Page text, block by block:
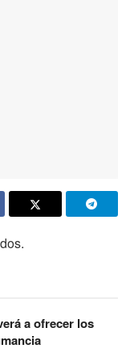
a ofrecer los